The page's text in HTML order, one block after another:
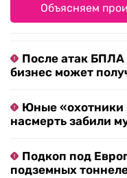
Объясняем
После атак
бизнес может
Юные «охотники
насмерть забили
Подкоп под
подземных